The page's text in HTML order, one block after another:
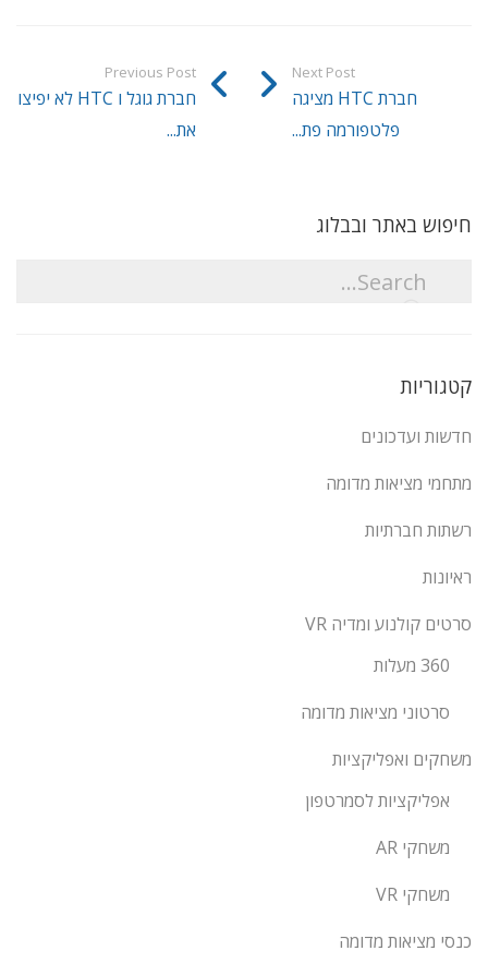
Previous Post
חברת גוגל ו HTC לא יפיצו
את...
Next Post
חברת HTC מציגה
פלטפורמה פת...
חיפוש באתר ובבלוג
קטגוריות
חדשות ועדכונים
מתחמי מציאות מדומה
רשתות חברתיות
ראיונות
סרטים קולנוע ומדיה VR
360 מעלות
סרטוני מציאות מדומה
משחקים ואפליקציות
אפליקציות לסמרטפון
משחקי AR
משחקי VR
כנסי מציאות מדומה